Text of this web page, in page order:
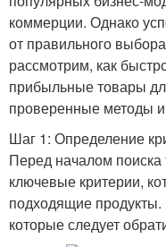
коммерции. Однако
от правильного
рассмотрим, как
прибыльные товары
проверенные методы
Шаг 1: Определение
Перед началом
ключевые критерии,
подходящие
которые следует